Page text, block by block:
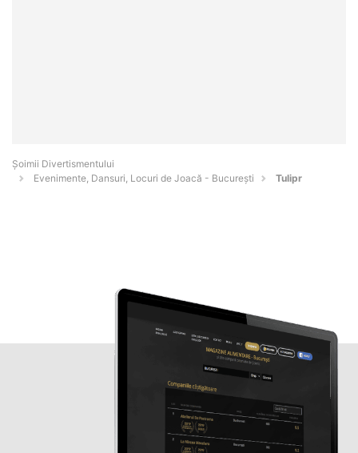
Şoimii Divertismentului
Evenimente, Dansuri, Locuri de Joacă - Bucureşti
Tulipr